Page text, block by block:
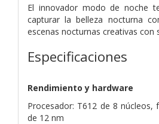
El innovador modo de noche
capturar la belleza nocturna
escenas nocturnas creativas con
Especificaciones
Rendimiento y hardware
Procesador: T612 de 8 núcleos,
de 12 nm